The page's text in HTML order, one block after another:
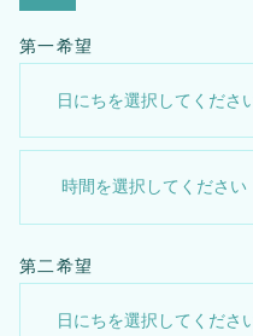
第一希望
第二希望